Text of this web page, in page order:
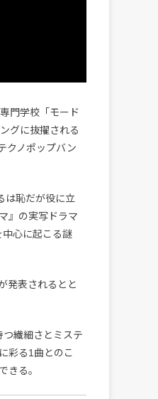
門学校「モード
グに抜擢される
クノポップバン
は恥だが役に立
』の実写ドラマ
心に起こる謎
発表されるとと
つ繊細さとミステ
彩る1曲とのこ
きる。